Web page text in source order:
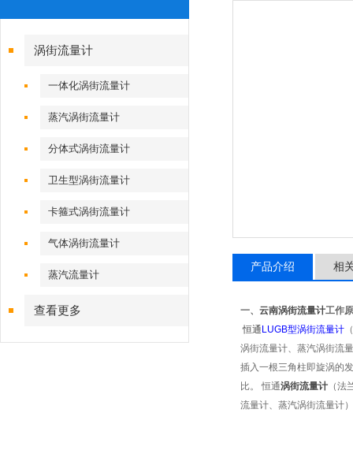
涡街流量计
一体化涡街流量计
蒸汽涡街流量计
分体式涡街流量计
卫生型涡街流量计
卡箍式涡街流量计
气体涡街流量计
蒸汽流量计
查看更多
产品介绍 相
一、 云南涡街流量计工作
恒通 LUGB型涡街流量计
涡街流量计、蒸汽涡街流
插入一根三角柱即旋涡的
比。
恒通涡街流量计 （
流量计、蒸汽涡街流量计